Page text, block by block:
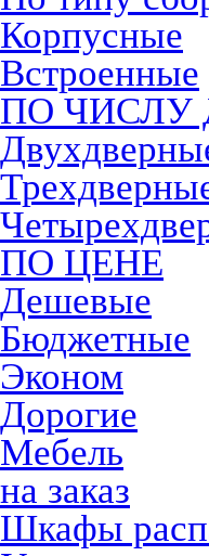
Корпусные
Встроенные
ПО ЧИСЛУ
ПО ЦЕНЕ
Дешевые
Бюджетные
Эконом
Дорогие
Мебель
на заказ
Шкафы